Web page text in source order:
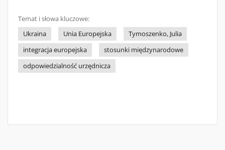
Temat i słowa kluczowe:
Ukraina
Unia Europejska
Tymoszenko, Julia
integracja europejska
stosunki międzynarodowe
odpowiedzialność urzędnicza